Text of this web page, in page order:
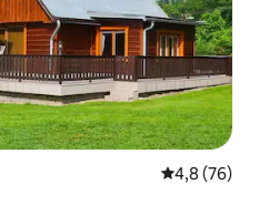
4,8 de uma
4,8 (76)